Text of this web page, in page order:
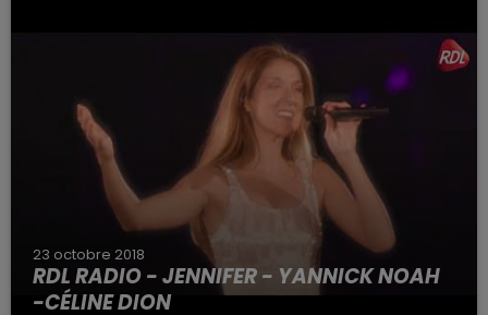
23 octobre 2018
RDL RADIO - JENNIFER - YANNICK NOAH
-CÉLINE DION